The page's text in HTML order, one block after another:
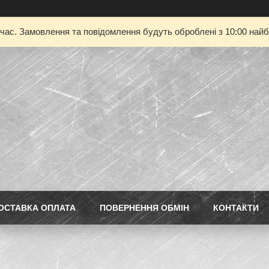
Замовлення та повідомлення будуть оброблені з 10:00
ОПЛАТА ПОВЕРНЕННЯ ОБМІН КОНТАКТИ